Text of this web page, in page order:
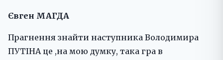
Євген МАГДА
Прагнення знайти наступника Володимира
ПУТІНА це ,на мою думку, така гра в